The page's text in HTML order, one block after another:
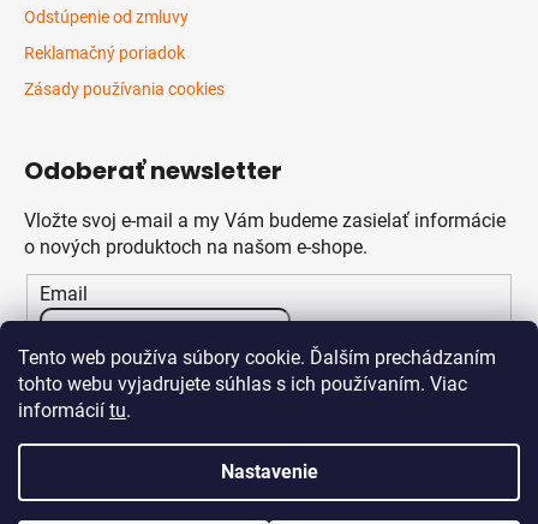
Tento web používa súbory cookie. Ďalším prechádzaním
tohto webu vyjadrujete súhlas s ich používaním. Viac
informácií tu.
Nastavenie
Odstúpenie od zmluvy
Reklamačný poriadok
Zásady používania cookies
Odoberať newsletter
Vložte svoj e-mail a my Vám budeme zasielať informácie
o nových produktoch na našom e-shope.
Email
Vložením e-mailu súhlasíte spodmienkami ochrany
osobných údajov
PRIHLÁSIŤ SA